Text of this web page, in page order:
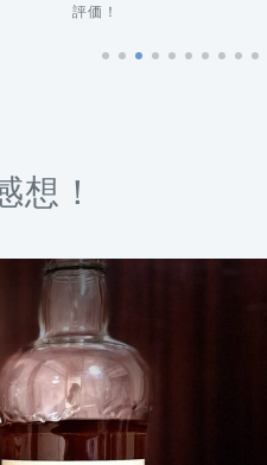
評価！
想！